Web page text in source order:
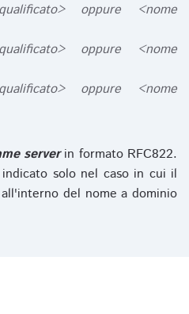
oppure <nome
oppure <nome
oppure <nome
serverin formato RFC822.
solo nel caso in cui il
del nome a dominio